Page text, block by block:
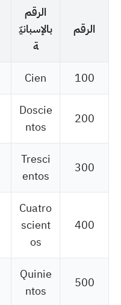
الرقم
الرقم
بالإسبانيّ
ة
100
Cien
200
Doscie
ntos
300
Tresci
entos
400
Cuatro
scient
os
500
Quinie
ntos